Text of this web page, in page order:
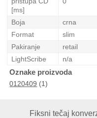
[ms]
Boja
crna
Format
slim
Pakiranje
retail
LightScribe
n/a
Oznake proizvoda
0120409 (1)
Fiksni tečaj